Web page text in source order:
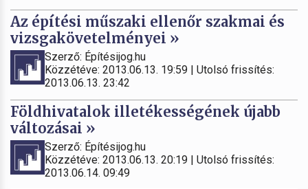
Az építési műszaki ellenőr szakmai és
vizsgakövetelményei »
Szerző: Építésijog.hu
Közzétéve: 2013.06.13. 19:59 | Utolsó frissítés:
2013.06.13. 23:42
Földhivatalok illetékességének újabb
változásai »
Szerző: Építésijog.hu
Közzétéve: 2013.06.13. 20:19 | Utolsó frissítés:
2013.06.14. 09:49